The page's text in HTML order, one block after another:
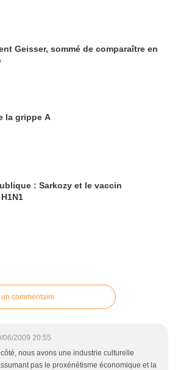
Geisser, sommé de comparaître en
la grippe A
: Sarkozy et le vaccin
commentaire
06/2009 20:55
côté, nous avons une industrie culturelle
pas le proxénétisme économique et la